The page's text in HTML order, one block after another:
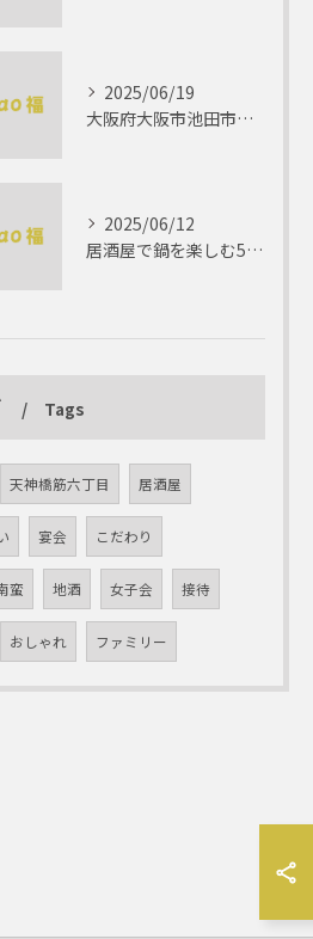
2025/06/19
大阪府大阪市池田市で楽しむしゃぶしゃぶの魅力とは？
2025/06/12
居酒屋で鍋を楽しむ5つの理由 ゆったりとした時間を
Tags
天神橋筋六丁目 居酒屋
宴会 こだわり
蛮 地酒 女子会 接待
おしゃれ ファミリー